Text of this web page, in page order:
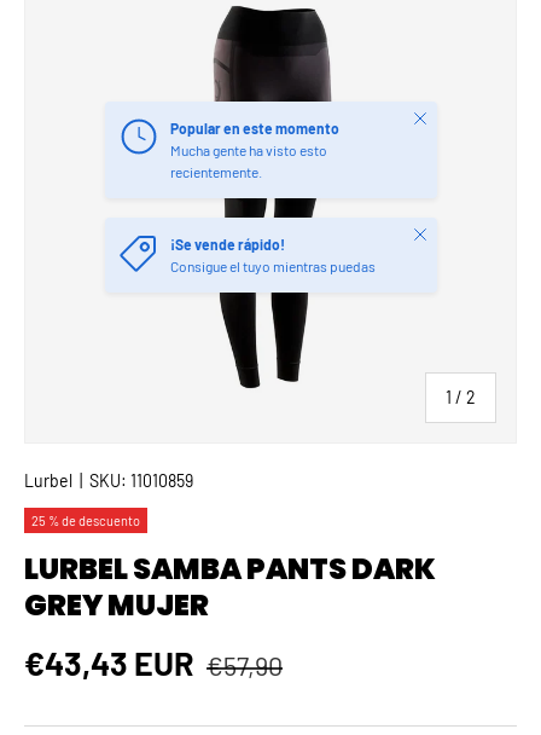
1 / de
2
Popular en este momento
Mucha gente ha visto esto
recientemente.
Cerrar
¡Se vende rápido!
Consigue el tuyo mientras puedas
Cerrar
Lurbel SKU: 11010859
25 % de descuento
LURBEL SAMBA PANTS DARK
GREY MUJER
Precio de venta
€43,43 EUR Precio normal
€57,90